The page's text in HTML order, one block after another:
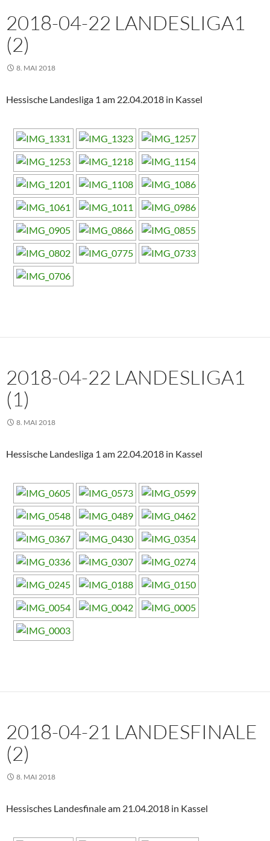
2018-04-22 LANDESLIGA1
(2)
8. MAI 2018
Hessische Landesliga 1 am 22.04.2018 in Kassel
2018-04-22 LANDESLIGA1
(1)
8. MAI 2018
Hessische Landesliga 1 am 22.04.2018 in Kassel
2018-04-21 LANDESFINALE
(2)
8. MAI 2018
Hessisches Landesfinale am 21.04.2018 in Kassel